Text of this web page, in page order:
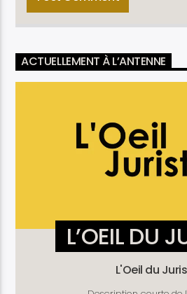
ACTUELLEMENT À L’ANTENNE
L’OEIL DU
L'Oeil du